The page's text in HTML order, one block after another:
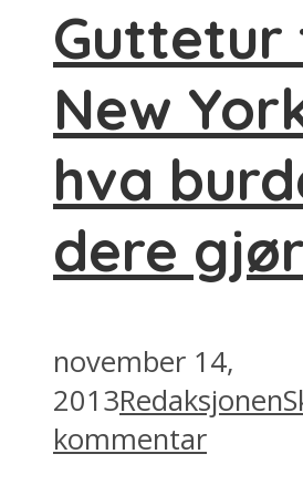
Guttetur
New
hva
dere
november 14,
2013Redaksjonen
kommentar